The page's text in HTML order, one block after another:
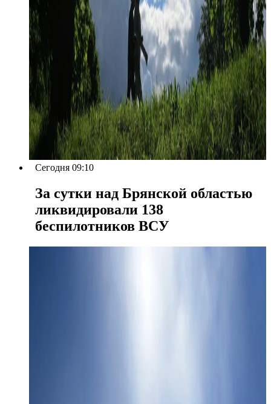
Сегодня 09:10
За сутки над Брянской областью
ликвидировали 138
беспилотников ВСУ